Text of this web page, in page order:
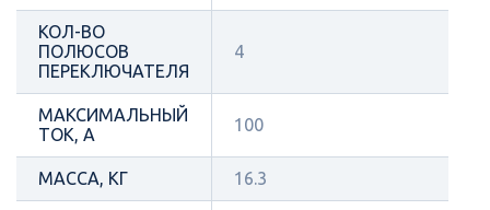
КОЛ-ВО
ПОЛЮСОВ
ПЕРЕКЛЮЧАТЕЛЯ
4
МАКСИМАЛЬНЫЙ
ТОК, А
100
МАССА, КГ 16.3